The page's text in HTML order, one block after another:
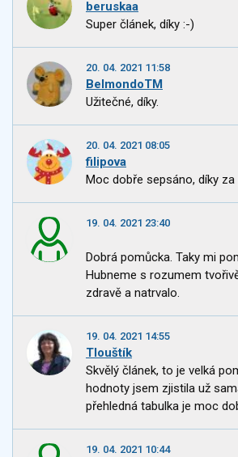
beruskaa
Super článek, díky :-)
20. 04. 2021 11:58
BelmondoTM
Užitečné, díky.
20. 04. 2021 08:05
filipova
Moc dobře sepsáno, díky za
19. 04. 2021 23:40
Dobrá pomůcka. Taky mi
Hubneme s rozumem
zdravě a natrvalo.
19. 04. 2021 14:55
Tlouštík
Skvělý článek, to je velká
hodnoty jsem zjistila už
přehledná tabulka je moc
19. 04. 2021 10:44